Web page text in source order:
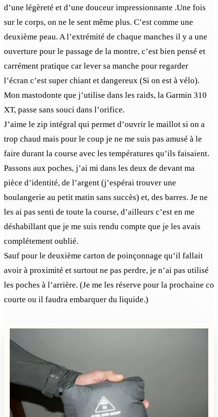
d’une légèreté et d’une douceur impressionnante .Une fois
sur le corps, on ne le sent même plus. C’est comme une
deuxième peau. A l’extrémité de chaque manches il y a une
ouverture pour le passage de la montre, c’est bien pensé et
carrément pratique car lever sa manche pour regarder
l’écran c’est super chiant et dangereux (Si on est à vélo).
Mon mastodonte que j’utilise dans les raids, la Garmin 310
XT, passe sans souci dans l’orifice.
J’aime le zip intégral qui permet d’ouvrir le maillot si on a
trop chaud mais pour le coup je ne me suis pas amusé à le
faire durant la course avec les températures qu’ils faisaient.
Passons aux poches, j’ai mi dans les deux de devant ma
pièce d’identité, de l’argent (j’espérai trouver une
boulangerie au petit matin sans succès) et, des barres. Je ne
les ai pas senti de toute la course, d’ailleurs c’est en me
déshabillant que je me suis rendu compte que je les avais
complétement oublié.
Sauf pour le deuxième carton de poinçonnage qu’il fallait
avoir à proximité et surtout ne pas perdre, je n’ai pas utilisé
les poches à l’arrière. (Je me les réserve pour la prochaine co
courte ou il faudra embarquer du liquide.)